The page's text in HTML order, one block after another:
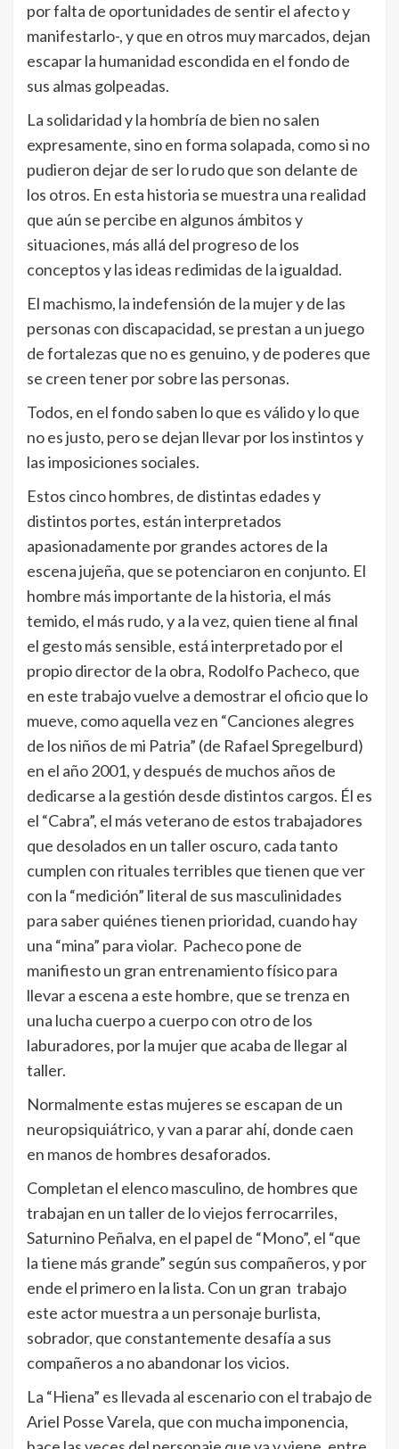
por falta de oportunidades de sentir el afecto y
manifestarlo-, y que en otros muy marcados, dejan
escapar la humanidad escondida en el fondo de
sus almas golpeadas.
La solidaridad y la hombría de bien no salen
expresamente, sino en forma solapada, como si no
pudieron dejar de ser lo rudo que son delante de
los otros. En esta historia se muestra una realidad
que aún se percibe en algunos ámbitos y
situaciones, más allá del progreso de los
conceptos y las ideas redimidas de la igualdad.
El machismo, la indefensión de la mujer y de las
personas con discapacidad, se prestan a un juego
de fortalezas que no es genuino, y de poderes que
se creen tener por sobre las personas.
Todos, en el fondo saben lo que es válido y lo que
no es justo, pero se dejan llevar por los instintos y
las imposiciones sociales.
Estos cinco hombres, de distintas edades y
distintos portes, están interpretados
apasionadamente por grandes actores de la
escena jujeña, que se potenciaron en conjunto. El
hombre más importante de la historia, el más
temido, el más rudo, y a la vez, quien tiene al final
el gesto más sensible, está interpretado por el
propio director de la obra, Rodolfo Pacheco, que
en este trabajo vuelve a demostrar el oficio que lo
mueve, como aquella vez en “Canciones alegres
de los niños de mi Patria” (de Rafael Spregelburd)
en el año 2001, y después de muchos años de
dedicarse a la gestión desde distintos cargos. Él es
el “Cabra”, el más veterano de estos trabajadores
que desolados en un taller oscuro, cada tanto
cumplen con rituales terribles que tienen que ver
con la “medición” literal de sus masculinidades
para saber quiénes tienen prioridad, cuando hay
una “mina” para violar. Pacheco pone de
manifiesto un gran entrenamiento físico para
llevar a escena a este hombre, que se trenza en
una lucha cuerpo a cuerpo con otro de los
laburadores, por la mujer que acaba de llegar al
taller.
Normalmente estas mujeres se escapan de un
neuropsiquiátrico, y van a parar ahí, donde caen
en manos de hombres desaforados.
Completan el elenco masculino, de hombres que
trabajan en un taller de lo viejos ferrocarriles,
Saturnino Peñalva, en el papel de “Mono”, el “que
la tiene más grande” según sus compañeros, y por
ende el primero en la lista. Con un gran trabajo
este actor muestra a un personaje burlista,
sobrador, que constantemente desafía a sus
compañeros a no abandonar los vicios.
La “Hiena” es llevada al escenario con el trabajo de
Ariel Posse Varela, que con mucha imponencia,